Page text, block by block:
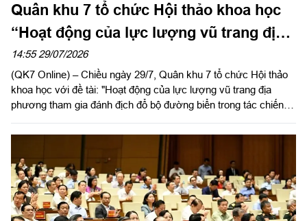
Quân khu 7 tổ chức Hội thảo khoa học
“Hoạt động của lực lượng vũ trang địa
phương tham gia đánh địch đổ bộ
đường biển trong tác chiến phòng thủ
Quân khu”
14:55 29/07/2026
(QK7 Online) – Chiều ngày 29/7, Quân khu 7 tổ chức Hội thảo
khoa học với đề tài: "Hoạt động của lực lượng vũ trang địa
phương tham gia đánh địch đổ bộ đường biển trong tác chiến
Chấp hành Trung ương Đảng, Ủy viên Quân ủy Trung ương,
trì hội thảo.